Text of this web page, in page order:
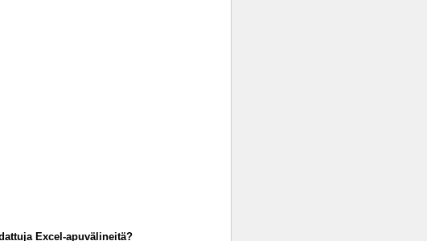
Excel-apuvälineitä?